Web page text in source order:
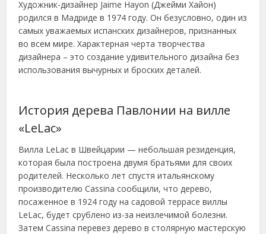
Художник-дизайнер Jaime Hayon (Джейми Хайон)
родился в Мадриде в 1974 году. Он безусловно, один из
самых уважаемых испанских дизайнеров, признанных
во всем мире. Характерная черта творчества
дизайнера – это создание удивительного дизайна без
использования вычурных и броских деталей.
История дерева Павлонии на вилле
«LeLac»
Вилла LeLac в Швейцарии — небольшая резиденция,
которая была построена двумя братьями для своих
родителей. Несколько лет спустя итальянскому
производителю Cassina сообщили, что дерево,
посаженное в 1924 году на садовой террасе виллы
LeLac, будет срублено из-за неизлечимой болезни.
Затем Cassina перевез дерево в столярную мастерскую